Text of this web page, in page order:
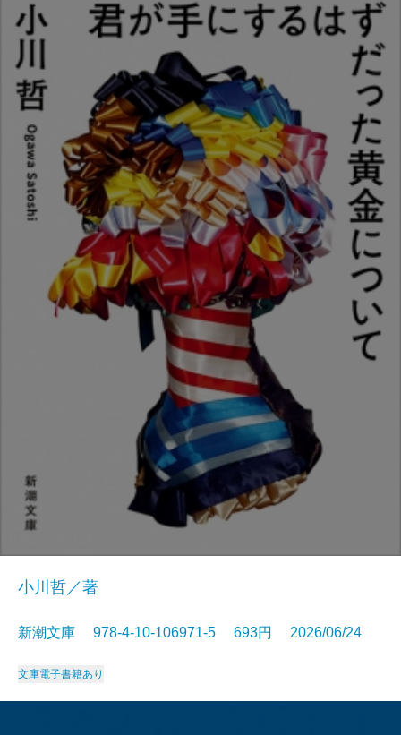
小川哲／著
新潮文庫 978-4-10-106971-5 693円 2026/06/24
文庫電子書籍あり